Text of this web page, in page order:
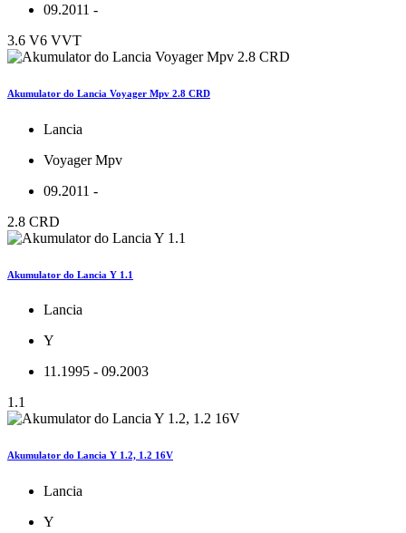
09.2011 -
3.6 V6 VVT
Akumulator do Lancia Voyager Mpv 2.8 CRD
Lancia
Voyager Mpv
09.2011 -
2.8 CRD
Akumulator do Lancia Y 1.1
Lancia
Y
11.1995 - 09.2003
1.1
Akumulator do Lancia Y 1.2, 1.2 16V
Lancia
Y